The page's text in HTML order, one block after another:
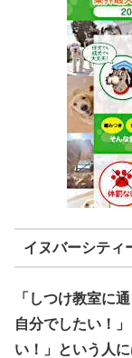
イヌバーシティ
「しつけ教室に
自分でしたい！
い！」という人